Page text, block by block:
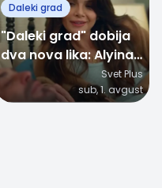
Daleki grad
"Daleki grad" dobija
dva nova lika: Alyina
prva ljubav stiže iz
Budimpešte, a Ufuk
Svet Plus
sub, 1. avgust